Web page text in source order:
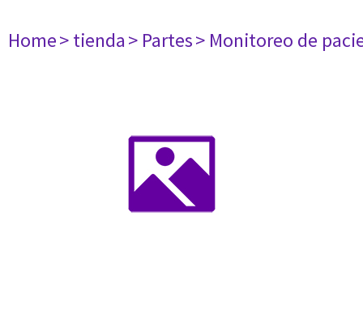
Home> tienda> Partes> Monitoreo de